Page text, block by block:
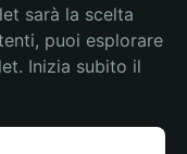
sarà la scelta
puoi esplorare
Inizia subito il